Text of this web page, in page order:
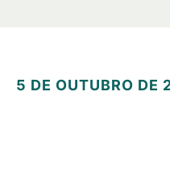
5 DE OUTUBRO DE